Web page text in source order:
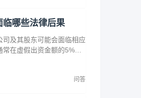
哪些法律后果
及其股东可能会面临相应
在虚假出资金额的5%到
问答